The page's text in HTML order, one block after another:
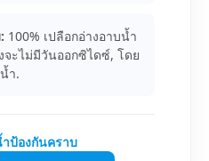
100% เปลือกอ่างอาบน้ำ
ะไม่มีวันออกซิไดซ์, โดย
ำ.
ป้องกันคราบ